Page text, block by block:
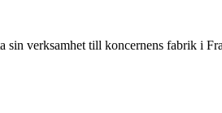
verksamhet till koncernens fabrik i